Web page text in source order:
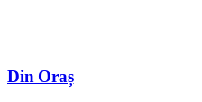
Din Oraș